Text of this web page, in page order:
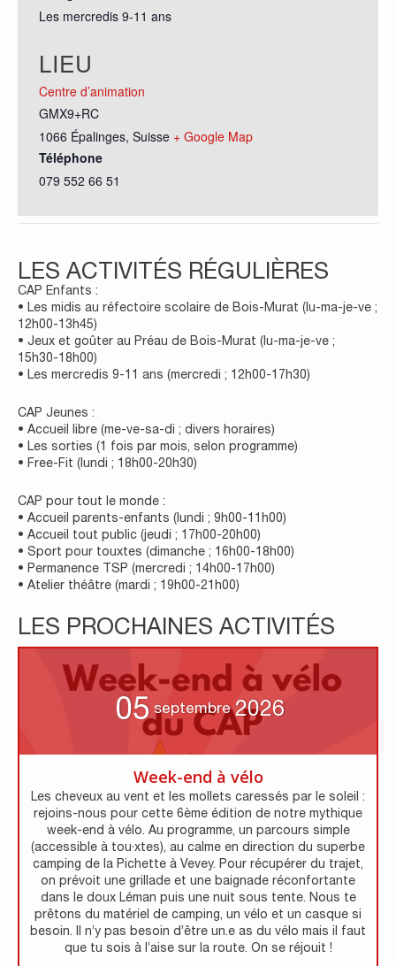
Les mercredis 9-11 ans
LIEU
Centre d’animation
GMX9+RC
1066 Épalinges, Suisse + Google Map
Téléphone
079 552 66 51
LES ACTIVITÉS RÉGULIÈRES
CAP Enfants :
• Les midis au réfectoire scolaire de Bois-Murat (lu-ma-je-ve ;
12h00-13h45)
• Jeux et goûter au Préau de Bois-Murat (lu-ma-je-ve ;
15h30-18h00)
• Les mercredis 9-11 ans (mercredi ; 12h00-17h30)
CAP Jeunes :
• Accueil libre (me-ve-sa-di ; divers horaires)
• Les sorties (1 fois par mois, selon programme)
• Free-Fit (lundi ; 18h00-20h30)
CAP pour tout le monde :
• Accueil parents-enfants (lundi ; 9h00-11h00)
• Accueil tout public (jeudi ; 17h00-20h00)
• Sport pour touxtes (dimanche ; 16h00-18h00)
• Permanence TSP (mercredi ; 14h00-17h00)
• Atelier théâtre (mardi ; 19h00-21h00)
LES PROCHAINES ACTIVITÉS
05 septembre 2026
Week-end à vélo
Les cheveux au vent et les mollets caressés par le soleil :
rejoins-nous pour cette 6ème édition de notre mythique
week-end à vélo. Au programme, un parcours simple
(accessible à tou·xtes), au calme en direction du superbe
camping de la Pichette à Vevey. Pour récupérer du trajet,
on prévoit une grillade et une baignade réconfortante
dans le doux Léman puis une nuit sous tente. Nous te
prêtons du matériel de camping, un vélo et un casque si
besoin. Il n’y pas besoin d’être un.e as du vélo mais il faut
que tu sois à l’aise sur la route. On se réjouit !